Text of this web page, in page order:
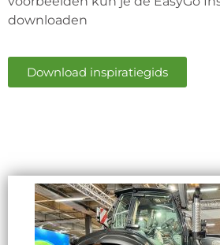
downloaden
Download inspiratiegids